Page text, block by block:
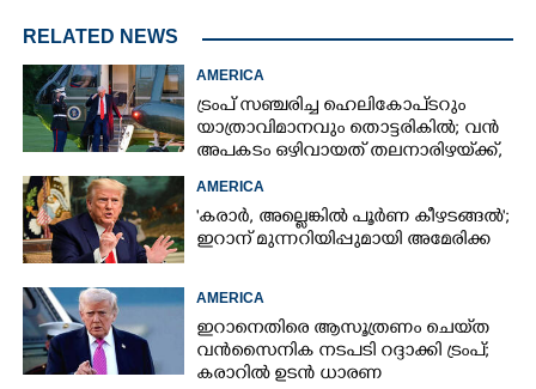
RELATED NEWS
AMERICA
ട്രംപ് സഞ്ചരിച്ച ഹെലികോപ്‌ടറും
യാത്രാവിമാനവും തൊട്ടരികിൽ; വൻ
അപകടം ഒഴിവായത് തലനാരിഴയ്‌ക്ക്,
അന്വേഷണം
AMERICA
'കരാർ, അല്ലെങ്കിൽ പൂർണ കീഴടങ്ങൽ';
ഇറാന് മുന്നറിയിപ്പുമായി അമേരിക്ക
AMERICA
ഇറാനെതിരെ ആസൂത്രണം ചെയ്‌ത
വൻസൈനിക നടപടി റദ്ദാക്കി ട്രംപ്;
കരാറിൽ ഉടൻ ധാരണ